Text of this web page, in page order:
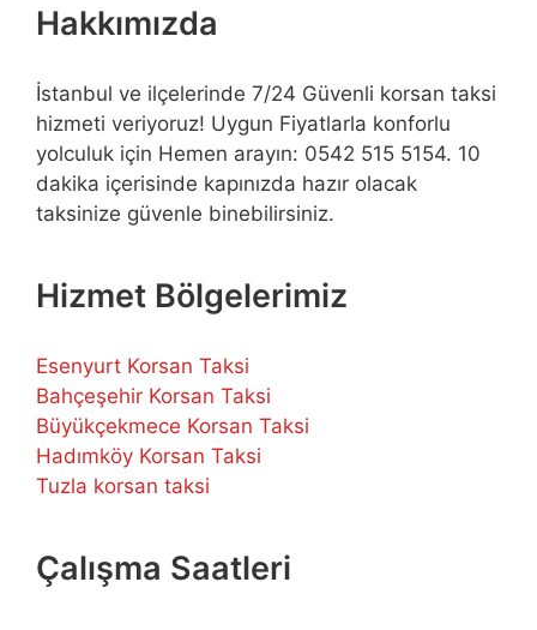
Hakkımızda
İstanbul ve ilçelerinde 7/24 Güvenli korsan taksi
hizmeti veriyoruz! Uygun Fiyatlarla konforlu
yolculuk için Hemen arayın: 0542 515 5154. 10
dakika içerisinde kapınızda hazır olacak
taksinize güvenle binebilirsiniz.
Hizmet Bölgelerimiz
Esenyurt Korsan Taksi
Bahçeşehir Korsan Taksi
Büyükçekmece Korsan Taksi
Hadımköy Korsan Taksi
Tuzla korsan taksi
Çalışma Saatleri